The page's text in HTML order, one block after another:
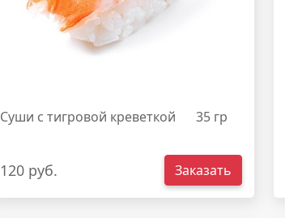
Суши с тигровой креветкой 35 гр
120 руб. Заказать